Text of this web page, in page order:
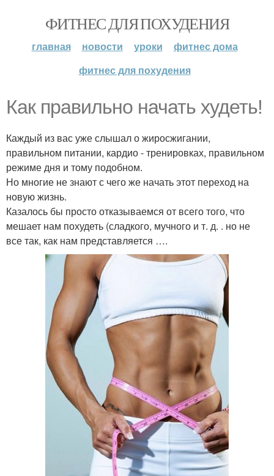
ФИТНЕС ДЛЯ ПОХУДЕНИЯ
главная новости уроки
фитнес дома
фитнес для похудения
Как правильно начать худеть!
Каждый из вас уже слышал о жиросжигании,
правильном питании, кардио - тренировках, правильном
режиме дня и тому подобном.
Но многие не знают с чего же начать этот переход на
новую жизнь.
Казалось бы просто отказываемся от всего того, что
мешает нам похудеть (сладкого, мучного и т. д. . но не
все так, как нам представляется ….